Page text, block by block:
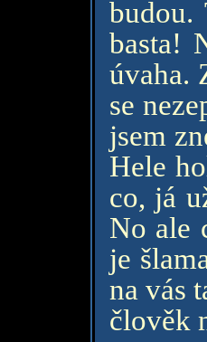
budou.
basta!
úvaha.
se
jsem
Hele
co, já
No ale
je
na vás
člověk